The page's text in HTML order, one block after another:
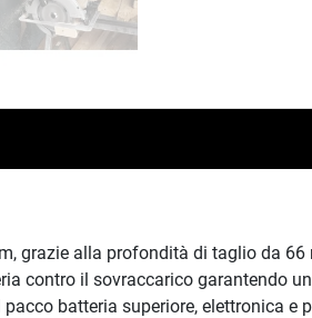
grazie alla profondità di taglio da
contro il sovraccarico garantendo
batteria superiore, elettronica